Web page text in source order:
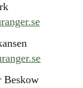
Beskow